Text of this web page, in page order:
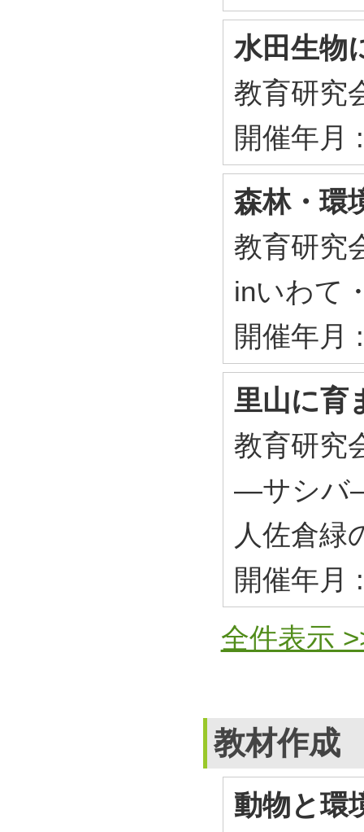
水田生物
教育研究
開催年月
森林・環
教育研究
inいわて
開催年月
里山に育
教育研究
―サシ
人佐倉緑
開催年月
全件表示
教材作成
動物と環